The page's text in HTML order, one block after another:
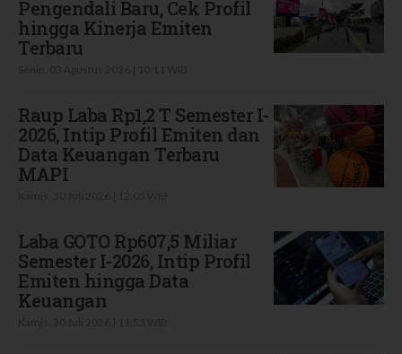
Pengendali Baru, Cek Profil
hingga Kinerja Emiten
Terbaru
Raup Laba Rp1,2 T Semester I-
2026, Intip Profil Emiten dan
Data Keuangan Terbaru
MAPI
Laba GOTO Rp607,5 Miliar
Semester I-2026, Intip Profil
Emiten hingga Data
Keuangan